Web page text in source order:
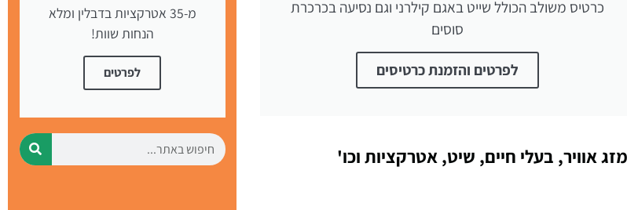
כרטיס משולב הכולל שייט באגם קילרני וגם נסיעה בכרכרת
סוסים
לפרטים והזמנת כרטיסים
מ-35 אטרקציות בדבלין ומלא
הנחות שוות!
לפרטים